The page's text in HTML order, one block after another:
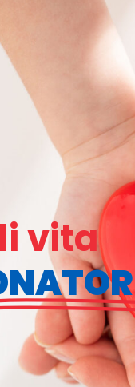
vita